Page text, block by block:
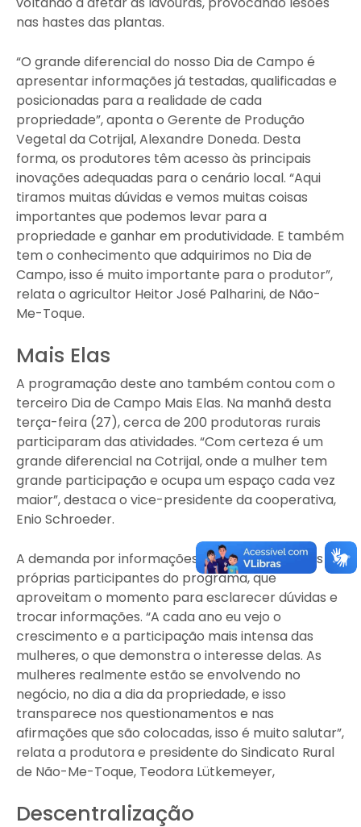
nas hastes das plantas.
“O grande diferencial do nosso Dia de Campo é
apresentar informações já testadas, qualificadas e
posicionadas para a realidade de cada
propriedade”, aponta o Gerente de Produção
Vegetal da Cotrijal, Alexandre Doneda. Desta
forma, os produtores têm acesso às principais
inovações adequadas para o cenário local. “Aqui
tiramos muitas dúvidas e vemos muitas coisas
importantes que podemos levar para a
propriedade e ganhar em produtividade. E também
tem o conhecimento que adquirimos no Dia de
Campo, isso é muito importante para o produtor”,
relata o agricultor Heitor José Palharini, de Não-
Me-Toque.
Mais Elas
A programação deste ano também contou com o
terceiro Dia de Campo Mais Elas. Na manhã desta
terça-feira (27), cerca de 200 produtoras rurais
participaram das atividades. “Com certeza é um
grande diferencial na Cotrijal, onde a mulher tem
grande participação e ocupa um espaço cada vez
maior”, destaca o vice-presidente da cooperativa,
Enio Schroeder.
A demanda por informações técnicas partiu das
próprias participantes do programa, que
aproveitam o momento para esclarecer dúvidas e
trocar informações. “A cada ano eu vejo o
crescimento e a participação mais intensa das
mulheres, o que demonstra o interesse delas. As
mulheres realmente estão se envolvendo no
negócio, no dia a dia da propriedade, e isso
transparece nos questionamentos e nas
afirmações que são colocadas, isso é muito salutar”,
relata a produtora e presidente do Sindicato Rural
de Não-Me-Toque, Teodora Lütkemeyer,
Descentralização